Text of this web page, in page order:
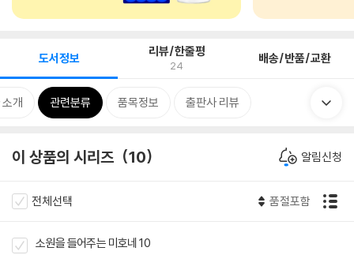
도서정보 리뷰/한줄평
24 배송/반품/교환
개 관련분류 품목정보 출판사 리뷰
이 상품의 시리즈 10 알림신청
전체선택 품절포함
소원을 들어주는 미호네 10